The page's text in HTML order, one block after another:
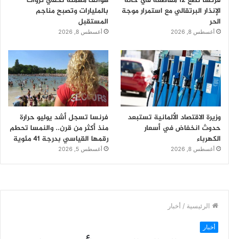
الإنذار البرتقالي مع استمرار موجة
الحر
أغسطس 8, 2026
بالمليارات وتصبح مناجم
المستقبل
أغسطس 8, 2026
وزيرة الاقتصاد الألمانية تستبعد
حدوث انخفاض في أسعار
الكهرباء
أغسطس 8, 2026
فرنسا تسجل أشد يوليو حرارة
منذ أكثر من قرن.. والنمسا تحطم
رقمها القياسي بدرجة 41 مئوية
أغسطس 5, 2026